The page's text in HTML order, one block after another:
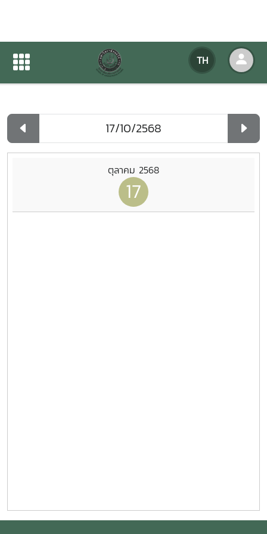
TH
ปฏิทินกิจกรรมของหน่วยงาน
ปฏิทินกิจกรรมของหน่วยงาน
ตุลาคม 2568
17